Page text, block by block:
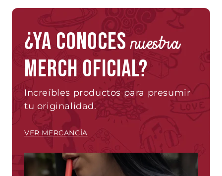
¿Ya conocesnuestra
merch oficial?
Increíbles productos para presumir
tu originalidad.
VER MERCANCÍA